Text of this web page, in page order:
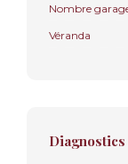
Nombre
Véranda
Diagnostics